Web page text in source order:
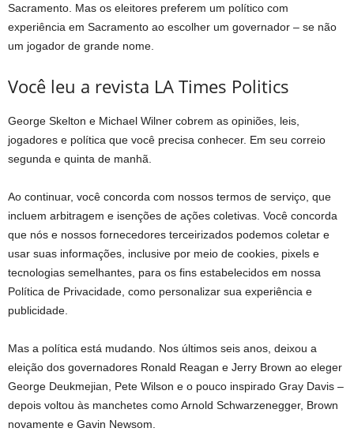
Sacramento. Mas os eleitores preferem um político com
experiência em Sacramento ao escolher um governador – se não
um jogador de grande nome.
Você leu a revista LA Times Politics
George Skelton e Michael Wilner cobrem as opiniões, leis,
jogadores e política que você precisa conhecer. Em seu correio
segunda e quinta de manhã.
Ao continuar, você concorda com nossos termos de serviço, que
incluem arbitragem e isenções de ações coletivas. Você concorda
que nós e nossos fornecedores terceirizados podemos coletar e
usar suas informações, inclusive por meio de cookies, pixels e
tecnologias semelhantes, para os fins estabelecidos em nossa
Política de Privacidade, como personalizar sua experiência e
publicidade.
Mas a política está mudando. Nos últimos seis anos, deixou a
eleição dos governadores Ronald Reagan e Jerry Brown ao eleger
George Deukmejian, Pete Wilson e o pouco inspirado Gray Davis –
depois voltou às manchetes como Arnold Schwarzenegger, Brown
novamente e Gavin Newsom.